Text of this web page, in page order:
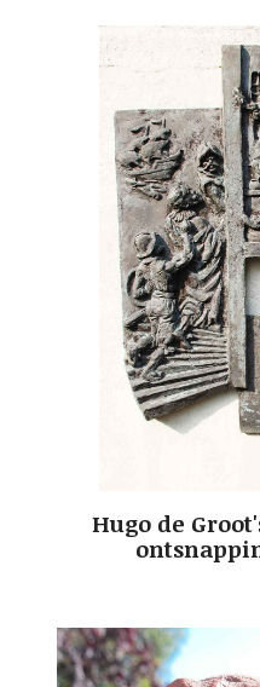
Hugo de